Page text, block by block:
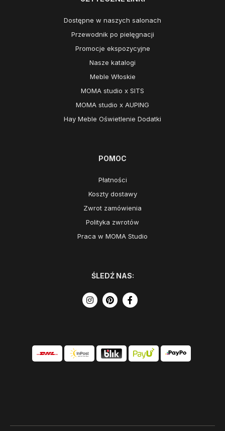
Dostępne w naszych salonach
Przewodnik po pielęgnacji
Promocje ekspozycyjne
Nasze katalogi
Meble Włoskie
MOMA studio x SITS
MOMA studio x AUPING
Hay Meble Oświetlenie Dodatki
POMOC
Płatności
Koszty dostawy
Zwrot zamówienia
Polityka zwrotów
Praca w MOMA Studio
ŚLEDŹ NAS: